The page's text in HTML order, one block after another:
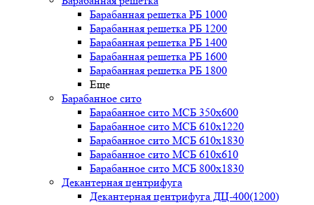
Барабанная решетка РБ 1000
Барабанная решетка РБ 1200
Барабанная решетка РБ 1400
Барабанная решетка РБ 1600
Барабанная решетка РБ 1800
Еще
Барабанное сито
Барабанное сито МСБ 350x600
Барабанное сито МСБ 610x1220
Барабанное сито МСБ 610x1830
Барабанное сито МСБ 610x610
Барабанное сито МСБ 800x1830
Декантерная центрифуга
Декантерная центрифуга ДЦ-400(1200)